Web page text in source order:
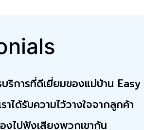
ริการที่ดีเยี่ยมของแม่บ้าน Easy
าได้รับความไว้วางใจจากลูกค้า
งไปฟังเสียงพวกเขากัน